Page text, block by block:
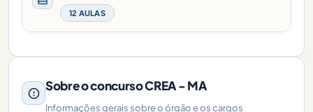
12 AULAS
Sobre o concurso CREA - MA
Informações gerais sobre o órgão e os cargos